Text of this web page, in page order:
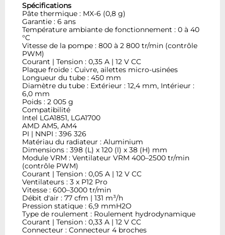
Spécifications
Pâte thermique : MX-6 (0,8 g)
Garantie : 6 ans
Température ambiante de fonctionnement : 0 à 40
°C
Vitesse de la pompe : 800 à 2 800 tr/min (contrôle
PWM)
Courant | Tension : 0,35 A | 12 V CC
Plaque froide : Cuivre, ailettes micro-usinées
Longueur du tube : 450 mm
Diamètre du tube : Extérieur : 12,4 mm, Intérieur :
6,0 mm
Poids : 2 005 g
Compatibilité
Intel LGA1851, LGA1700
AMD AM5, AM4
PI | NNPI : 396 326
Matériau du radiateur : Aluminium
Dimensions : 398 (L) x 120 (l) x 38 (H) mm
Module VRM : Ventilateur VRM 400–2500 tr/min
(contrôle PWM)
Courant | Tension : 0,05 A | 12 V CC
Ventilateurs : 3 x P12 Pro
Vitesse : 600–3000 tr/min
Débit d'air : 77 cfm | 131 m³/h
Pression statique : 6,9 mmH2O
Type de roulement : Roulement hydrodynamique
Courant | Tension : 0,33 A | 12 V CC
Connecteur : Connecteur 4 broches